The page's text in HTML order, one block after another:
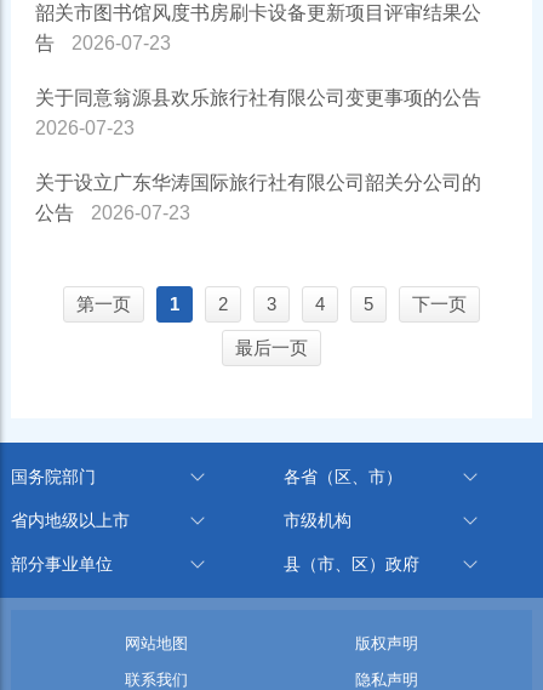
韶关市图书馆风度书房刷卡设备更新项目评审结果公
告
2026-07-23
关于同意翁源县欢乐旅行社有限公司变更事项的公告
2026-07-23
关于设立广东华涛国际旅行社有限公司韶关分公司的
公告
2026-07-23
第一页 1 2 3 4 5 下一页
最后一页
国务院部门 各省（区、市）
省内地级以上市 市级机构
部分事业单位 县（市、区）政府
网站地图
版权声明
联系我们
隐私声明